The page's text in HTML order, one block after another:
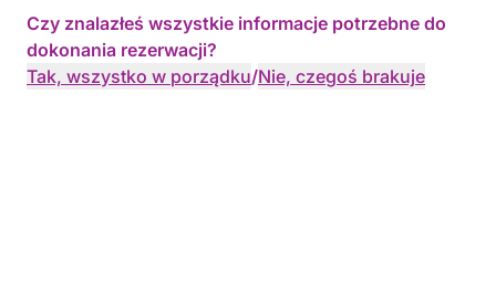
Czy znalazłeś wszystkie informacje potrzebne do
dokonania rezerwacji?
Tak, wszystko w porządku/Nie, czegoś brakuje